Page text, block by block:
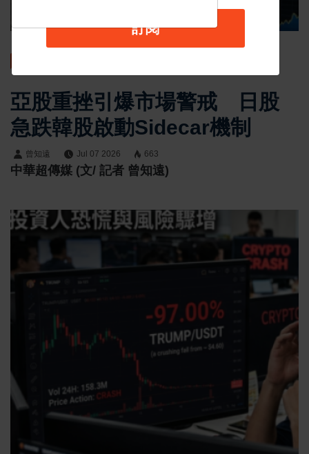
亞股重挫引爆市場警戒 日股
急跌韓股啟動Sidecar機制
曾知遠 Jul 07 2026 663
中華超傳媒 (文/ 記者 曾知遠)
訂閱